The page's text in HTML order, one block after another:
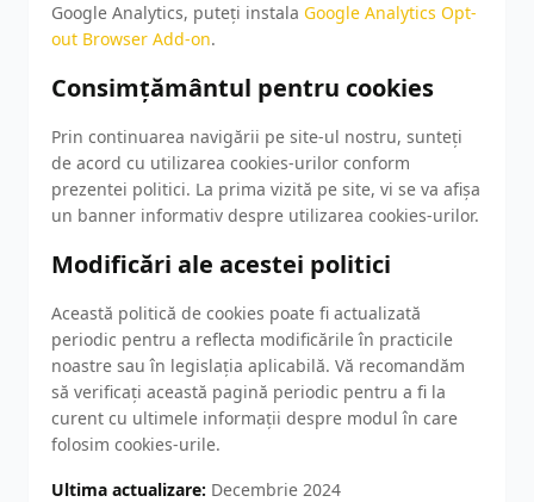
Google Analytics, puteți instala Google Analytics Opt-
out Browser Add-on.
Consimțământul pentru cookies
Prin continuarea navigării pe site-ul nostru, sunteți
de acord cu utilizarea cookies-urilor conform
prezentei politici. La prima vizită pe site, vi se va afișa
un banner informativ despre utilizarea cookies-urilor.
Modificări ale acestei politici
Această politică de cookies poate fi actualizată
periodic pentru a reflecta modificările în practicile
noastre sau în legislația aplicabilă. Vă recomandăm
să verificați această pagină periodic pentru a fi la
curent cu ultimele informații despre modul în care
folosim cookies-urile.
Ultima actualizare: Decembrie 2024